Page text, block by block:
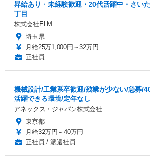
昇給あり・未経験歓迎・20代活躍中・さい
丁目
株式会社ELM
埼玉県
月給25万1,000円～32万円
正社員
機械設計/工業系卒歓迎/残業が少ない/急募/
活躍できる環境/定年なし
アネックス・ジャパン株式会社
東京都
月給32万円～40万円
正社員 / 派遣社員